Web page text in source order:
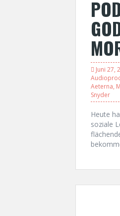
Juni 27,
Aeterna,
Snyder
Heute
soziale